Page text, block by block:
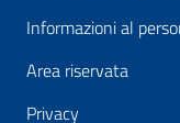
Informazioni al
Area riservata
Privacy